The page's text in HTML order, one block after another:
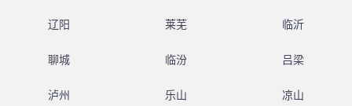
辽阳 莱芜 临沂
聊城 临汾 吕梁
泸州 乐山 凉山